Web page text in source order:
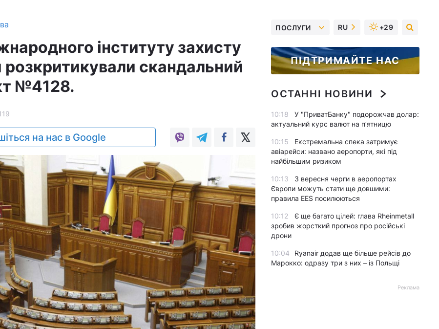
інституту захисту
скандальний
№4128.
на нас в Google
ПОСЛУГИ RU +29
ПІДТРИМАЙТЕ НАС
ОСТАННІ НОВИНИ
10:18
У "ПриватБанку" подорожчав долар:
актуальний курс валют на п’ятницю
10:15
Екстремальна спека затримує
авіарейси: названо аеропорти, які під
найбільшим ризиком
10:13
З вересня черги в аеропортах
Європи можуть стати ще довшими:
правила EES посилюються
10:12
Є ще багато цілей: глава Rheinmetall
зробив жорсткий прогноз про російські
дрони
10:04
Ryanair додав ще більше рейсів до
Марокко: одразу три з них – із Польщі
Реклама